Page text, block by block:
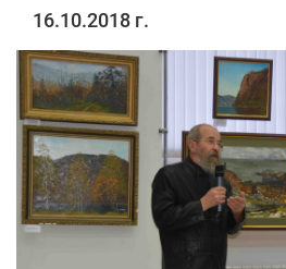
16.10.2018 г.